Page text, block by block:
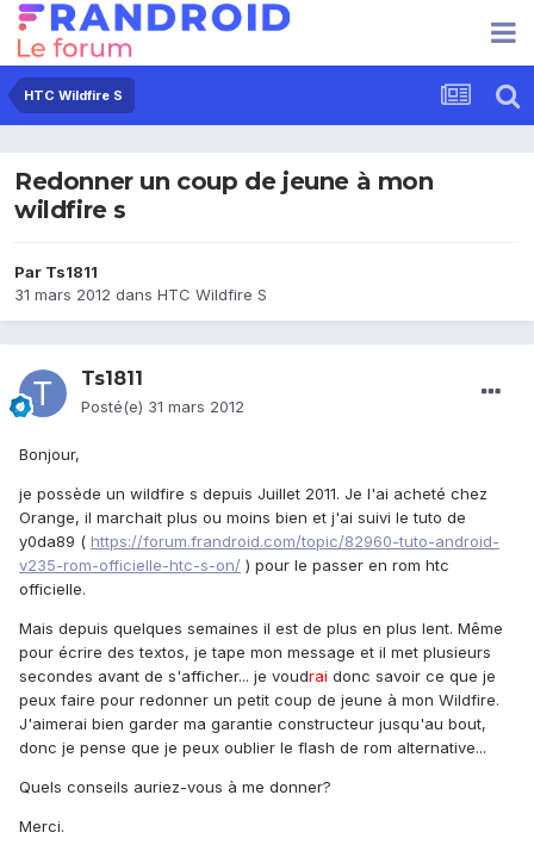
HTC Wildfire S
Redonner un coup de jeune à mon
wildfire s
Par Ts1811
31 mars 2012 dans HTC Wildfire S
Ts1811
Posté(e) 31 mars 2012
Bonjour,
je possède un wildfire s depuis Juillet 2011. Je l'ai acheté chez
Orange, il marchait plus ou moins bien et j'ai suivi le tuto de
y0da89 ( https://forum.frandroid.com/topic/82960-tuto-android-
v235-rom-officielle-htc-s-on/ ) pour le passer en rom htc
officielle.
Mais depuis quelques semaines il est de plus en plus lent. Même
pour écrire des textos, je tape mon message et il met plusieurs
secondes avant de s'afficher... je voudrai donc savoir ce que je
peux faire pour redonner un petit coup de jeune à mon Wildfire.
J'aimerai bien garder ma garantie constructeur jusqu'au bout,
donc je pense que je peux oublier le flash de rom alternative...
Quels conseils auriez-vous à me donner?
Merci.